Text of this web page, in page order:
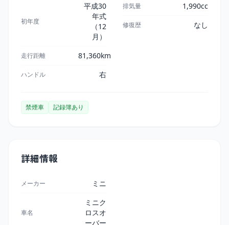
初年度
平成30
年式
（12
月）
走行距離 81,360km
ハンドル 右
排気量 1,990cc
修復歴 なし
禁煙車 記録簿あり
詳細情報
メーカー ミニ
車名
ミニク
ロスオ
ーバー